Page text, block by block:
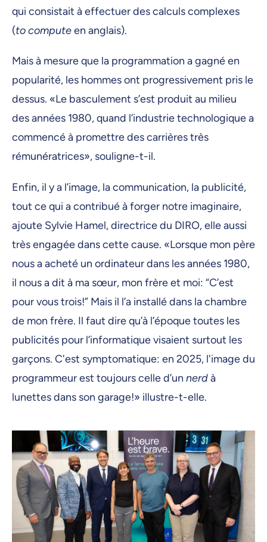
qui consistait à effectuer des calculs complexes
(to computeen anglais).
Mais à mesure que la programmation a gagné en
popularité, les hommes ont progressivement pris le
dessus. «Le basculement s’est produit au milieu
des années 1980, quand l’industrie technologique a
commencé à promettre des carrières très
rémunératrices», souligne-t-il.
Enfin, il y a l’image, la communication, la publicité,
tout ce qui a contribué à forger notre imaginaire,
ajoute Sylvie Hamel, directrice du DIRO, elle aussi
très engagée dans cette cause. «Lorsque mon père
nous a acheté un ordinateur dans les années 1980,
il nous a dit à ma sœur, mon frère et moi: “C’est
pour vous trois!” Mais il l’a installé dans la chambre
de mon frère. Il faut dire qu’à l’époque toutes les
publicités pour l’informatique visaient surtout les
garçons. C'est symptomatique: en 2025, l'image du
programmeur est toujours celle d’un nerdà
lunettes dans son garage!» illustre-t-elle.